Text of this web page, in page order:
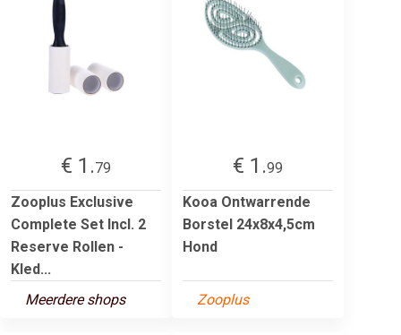
€ 1.79
Zooplus Exclusive
Complete Set Incl. 2
Reserve Rollen -
Kled...
Meerdere shops
€ 1.99
Kooa Ontwarrende
Borstel 24x8x4,5cm
Hond
Zooplus